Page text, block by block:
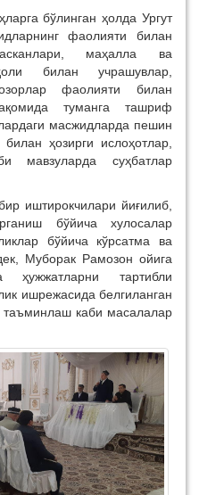
бўлинган ҳолда Ургут
фаолияти билан
маҳалла ва
билан учрашувлар,
фаолияти билан
туманга ташриф
масжидларда пешин
ҳозирги ислоҳотлар,
мавзуларда суҳбатлар
иштирокчилари йиғилиб,
бўйича хулосалар
бўйича кўрсатма ва
Муборак Рамозон ойига
ҳужжатларни тартибли
ишрежасида белгиланган
каби масалалар